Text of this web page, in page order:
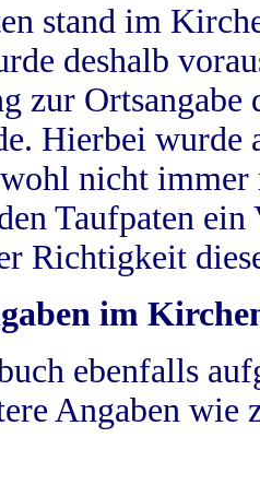
stand im
deshalb
zur
Hierbei wurde
nicht
Taufpaten
Richtigkeit
im
ebenfalls
Angaben wie